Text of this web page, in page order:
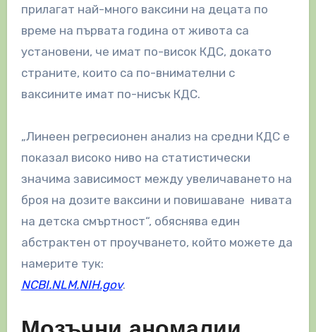
прилагат най-много ваксини на децата по
време на първата година от живота са
установени, че имат по-висок КДС, докато
страните, които са по-внимателни с
ваксините имат по-нисък КДС.
„Линеен регресионен анализ на средни КДС е
показал високо ниво на статистически
значима зависимост между увеличаването на
броя на дозите ваксини и повишаване нивата
на детска смъртност“, обяснява един
абстрактен от проучването, който можете да
намерите тук:
NCBI.NLM.NIH.gov.